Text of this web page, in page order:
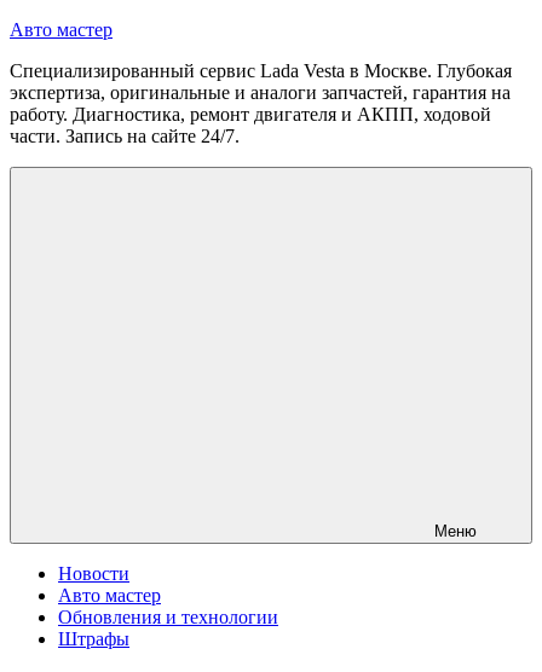
Перейти
содержимому
Авто мастер
Специализированный сервис Lada Vesta в Москве. Глубокая
экспертиза, оригинальные и аналоги запчастей, гарантия на
работу. Диагностика, ремонт двигателя и АКПП, ходовой
части. Запись на сайте 24/7.
Меню
Новости
Авто мастер
Обновления и технологии
Штрафы